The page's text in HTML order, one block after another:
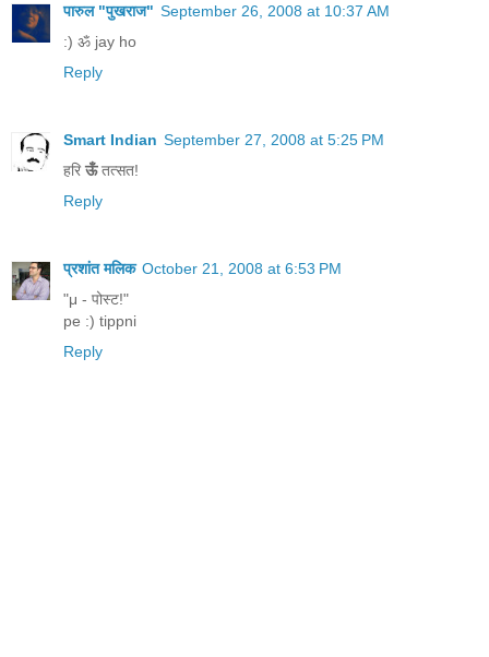
पारुल "पुखराज" September 26, 2008 at 10:37 AM
:) ॐ jay ho
Reply
Smart Indian September 27, 2008 at 5:25 PM
हरि ऊँतत्सत!
Reply
प्रशांत मलिक October 21, 2008 at 6:53 PM
"μ - पोस्ट!"
pe :) tippni
Reply